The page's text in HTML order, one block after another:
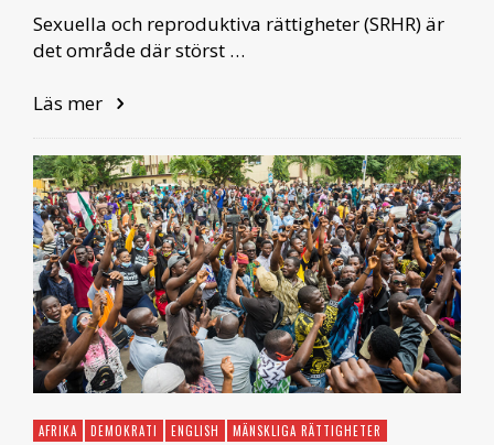
Sexuella och reproduktiva rättigheter (SRHR) är
det område där störst …
Läs mer
AFRIKA DEMOKRATI ENGLISH MÄNSKLIGA RÄTTIGHETER